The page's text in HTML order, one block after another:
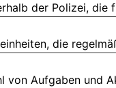
der Polizei, die
die
von Aufgaben und